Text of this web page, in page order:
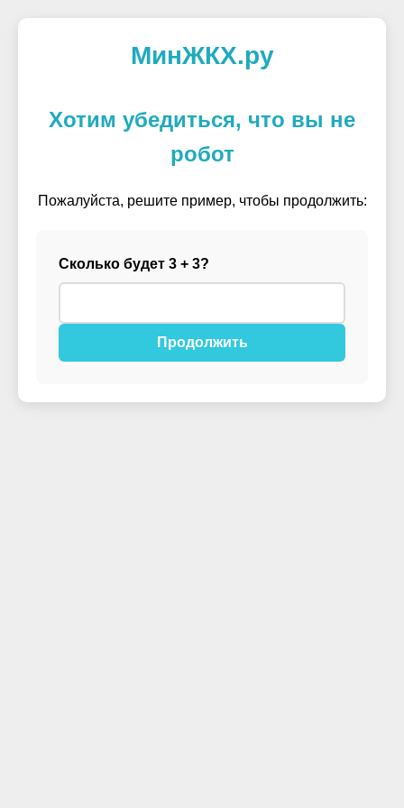
МинЖКХ.ру
Хотим убедиться, что вы не
робот
Пожалуйста, решите пример, чтобы продолжить:
Сколько будет 3 + 3?
Продолжить